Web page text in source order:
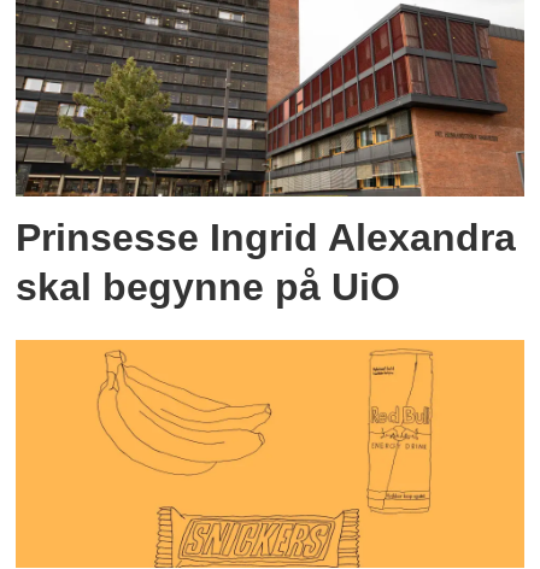
Prinsesse Ingrid Alexandra
skal begynne på UiO